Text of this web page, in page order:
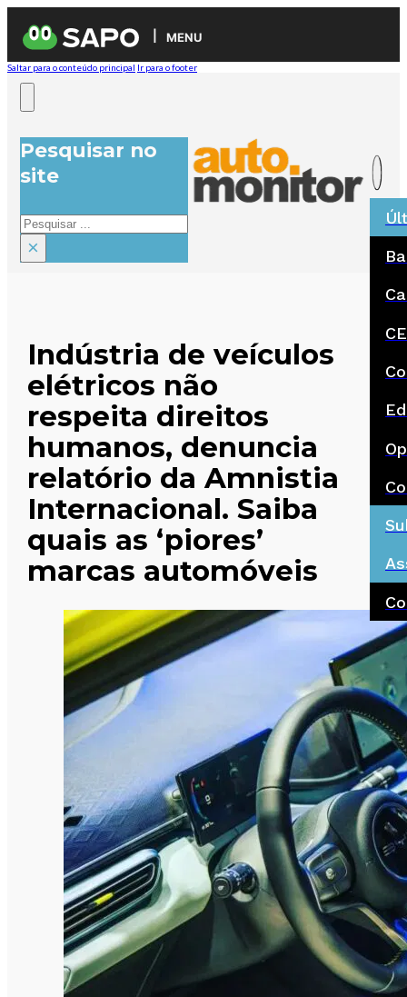
MENU
Saltar para o conteúdo principal Ir para o footer
Pesquisar no
site
Pesquisar
×
Indústria de veículos
elétricos não
respeita direitos
humanos, denuncia
relatório da Amnistia
Internacional. Saiba
quais as ‘piores’
marcas automóveis